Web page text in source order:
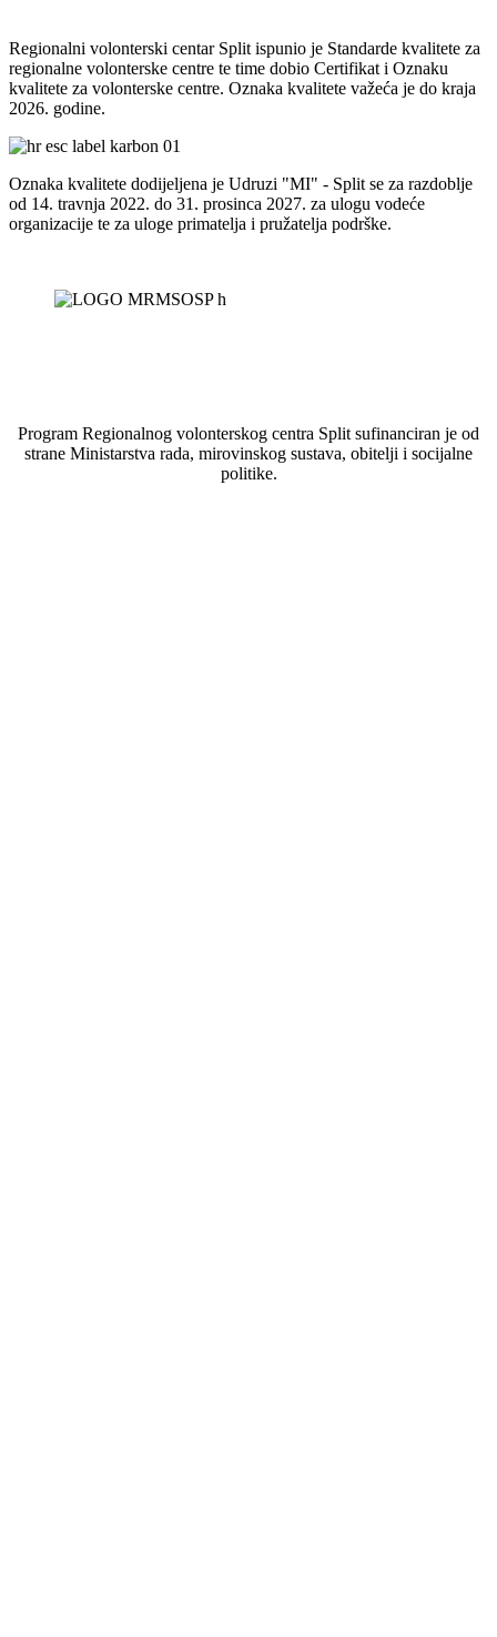
Regionalni volonterski centar Split ispunio je Standarde kvalitete za
regionalne volonterske centre te time dobio Certifikat i Oznaku
kvalitete za volonterske centre. Oznaka kvalitete važeća je do kraja
2026. godine.
Oznaka kvalitete dodijeljena je Udruzi "MI" - Split se za razdoblje
od 14. travnja 2022. do 31. prosinca 2027. za ulogu vodeće
organizacije te za uloge primatelja i pružatelja podrške.
Program Regionalnog volonterskog centra Split sufinanciran je od
strane Ministarstva rada, mirovinskog sustava, obitelji i socijalne
politike.